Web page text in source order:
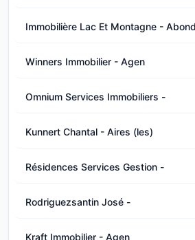
Immobilière Lac Et Montagne -
Winners Immobilier - Agen
Omnium Services Immobiliers -
Kunnert Chantal - Aires (les)
Résidences Services Gestion -
Rodriguezsantin José -
Kraft Immobilier - Agen